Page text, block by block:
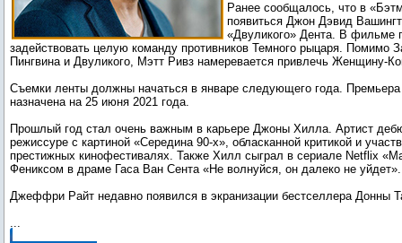
Ранее сообщалось, что в
появиться Джон Дэвид
«Двуликого» Дента. В фильме
задействовать целую команду противников Темного рыцаря. Помимо
Пингвина и Двуликого, Мэтт Ривз намеревается привлечь Женщину-
Съемки ленты должны начаться в январе следующего года.
назначена на 25 июня 2021 года.
Прошлый год стал очень важным в карьере Джоны Хилла. Артист
режиссуре с картиной «Середина 90-х», обласканной критикой и
престижных кинофестивалях. Также Хилл сыграл в сериале Netflix
Фениксом в драме Гаса Ван Сента «Не волнуйся, он далеко не уйдет».
...